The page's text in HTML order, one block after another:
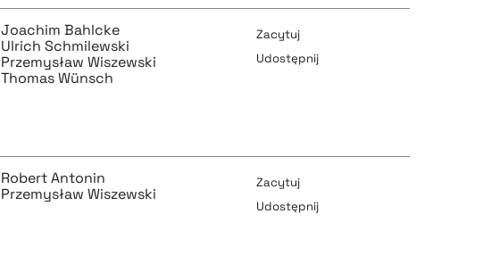
pobierz cytat
Joachim Bahlcke
Ulrich Schmilewski
Przemysław Wiszewski
Thomas Wünsch
Zacytuj
Udostępnij
Robert Antonin
Przemysław Wiszewski
Zacytuj
Udostępnij